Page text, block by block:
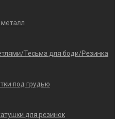
Тесьма для боди/Резинка
под грудью
для резинок